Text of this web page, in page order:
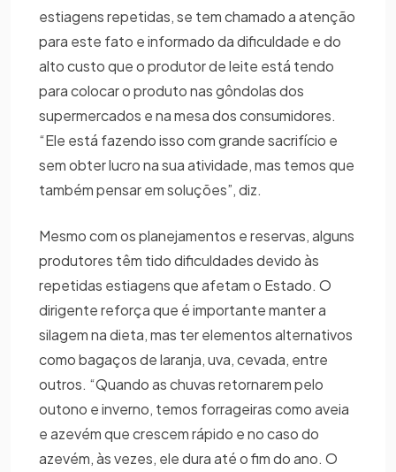
estiagens repetidas, se tem chamado a atenção
para este fato e informado da dificuldade e do
alto custo que o produtor de leite está tendo
para colocar o produto nas gôndolas dos
supermercados e na mesa dos consumidores.
“Ele está fazendo isso com grande sacrifício e
sem obter lucro na sua atividade, mas temos que
também pensar em soluções”, diz.
Mesmo com os planejamentos e reservas, alguns
produtores têm tido dificuldades devido às
repetidas estiagens que afetam o Estado. O
dirigente reforça que é importante manter a
silagem na dieta, mas ter elementos alternativos
como bagaços de laranja, uva, cevada, entre
outros. “Quando as chuvas retornarem pelo
outono e inverno, temos forrageiras como aveia
e azevém que crescem rápido e no caso do
azevém, às vezes, ele dura até o fim do ano. O